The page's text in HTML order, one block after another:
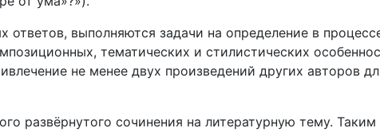
выполняются задачи на определение в
тематических и стилистических
не менее двух произведений других авторов
развёрнутого сочинения на литературную тему.